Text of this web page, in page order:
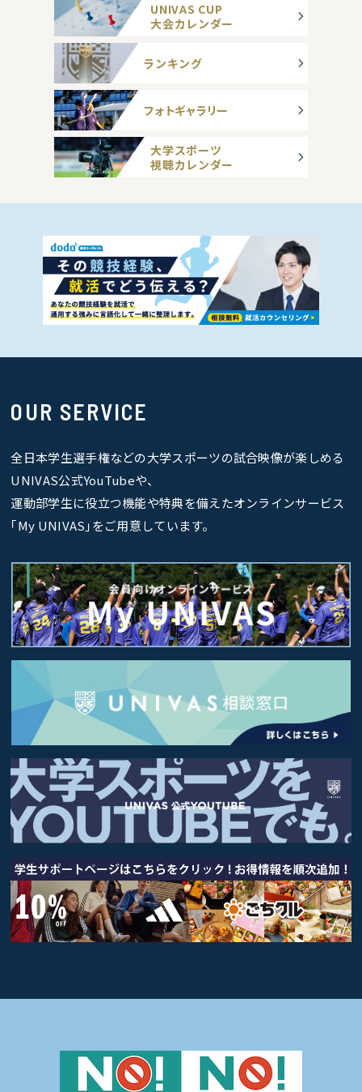
UNIVAS CUP
大会カレンダー
ランキング
フォトギャラリー
大学スポーツ
視聴カレンダー
OUR SERVICE
全日本学生選手権などの大学スポーツの試合映像が楽しめる
UNIVAS公式YouTubeや、
運動部学生に役立つ機能や特典を備えたオンラインサービス
｢My UNIVAS｣をご用意しています。